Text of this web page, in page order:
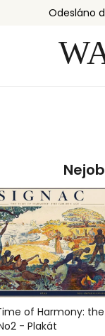
Odesláno
of Harmony: the
- Plakát